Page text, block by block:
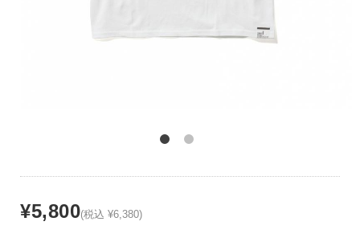
¥5,800(税込 ¥6,380)